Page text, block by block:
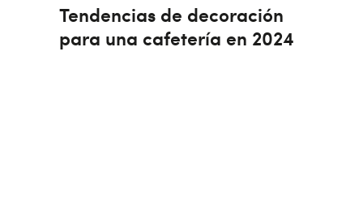
Tendencias de decoración
para una cafetería en 2024